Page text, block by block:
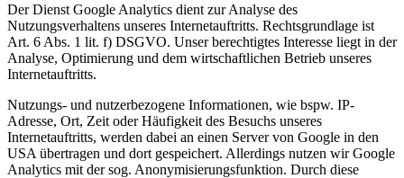
Der Dienst Google Analytics dient zur Analyse des
Nutzungsverhaltens unseres Internetauftritts. Rechtsgrundlage ist
Art. 6 Abs. 1 lit. f) DSGVO. Unser berechtigtes Interesse liegt in der
Analyse, Optimierung und dem wirtschaftlichen Betrieb unseres
Internetauftritts.
Nutzungs- und nutzerbezogene Informationen, wie bspw. IP-
Adresse, Ort, Zeit oder Häufigkeit des Besuchs unseres
Internetauftritts, werden dabei an einen Server von Google in den
USA übertragen und dort gespeichert. Allerdings nutzen wir Google
Analytics mit der sog. Anonymisierungsfunktion. Durch diese